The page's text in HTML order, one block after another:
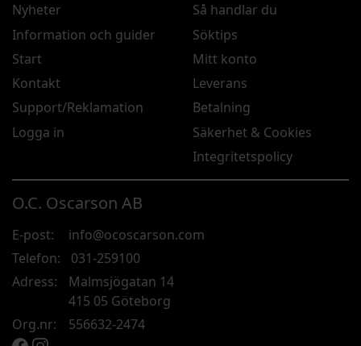
O.C. Oscarson AB
E-post:
info@ocoscarson.com
Telefon:
031-259100
Adress:
Malmsjögatan 14
415 05 Göteborg
Org.nr:
556632-2474
Nyheter
Information och guider
Start
Kontakt
Support/Reklamation
Logga in
Så handlar du
Söktips
Mitt konto
Leverans
Betalning
Säkerhet & Cookies
Integritetspolicy